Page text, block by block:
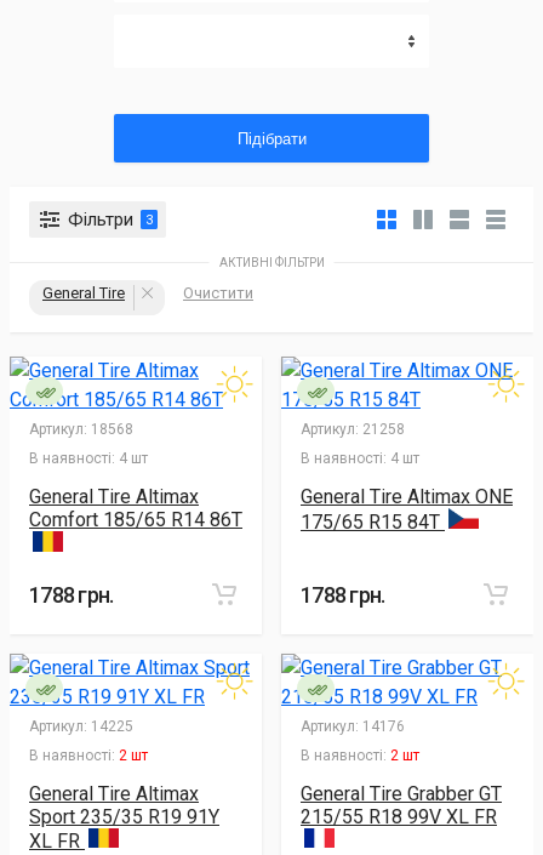
Підібрати
Фільтри 3
АКТИВНІ ФІЛЬТРИ
General Tire Очистити
Артикул: 18568
В наявності: 4 шт
General Tire Altimax
Comfort 185/65 R14 86T
1788 грн.
Артикул: 21258
В наявності: 4 шт
General Tire Altimax ONE
175/65 R15 84T
1788 грн.
Артикул: 14225
В наявності: 2 шт
General Tire Altimax
Sport 235/35 R19 91Y
XL FR
Артикул: 14176
В наявності: 2 шт
General Tire Grabber GT
215/55 R18 99V XL FR